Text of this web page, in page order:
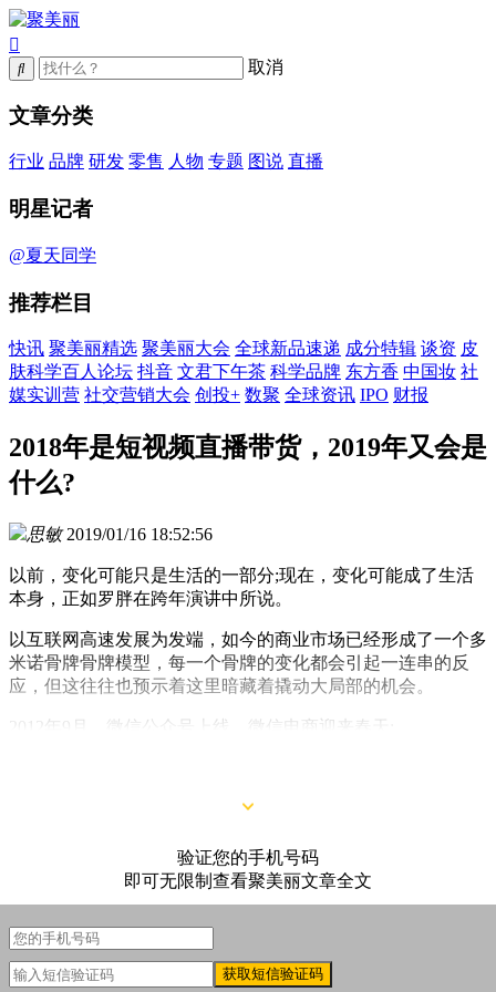
取消
文章分类
行业 品牌 研发 零售 人物 专题 图说 直播
明星记者
@夏天同学
推荐栏目
快讯 聚美丽精选 聚美丽大会 全球新品速递 成分特辑 谈资 皮
肤科学百人论坛 抖音 文君下午茶 科学品牌 东方香 中国妆 社
媒实训营 社交营销大会 创投+ 数聚 全球资讯 IPO 财报
2018年是短视频直播带货，2019年又会是
什么?
思敏 2019/01/16 18:52:56
以前，变化可能只是生活的一部分;现在，变化可能成了生活
本身，正如罗胖在跨年演讲中所说。
以互联网高速发展为发端，如今的商业市场已经形成了一个多
米诺骨牌骨牌模型，每一个骨牌的变化都会引起一连串的反
应，但这往往也预示着这里暗藏着撬动大局部的机会。
2012年9月，微信公众号上线，微信电商迎来春天;
验证您的手机号码
即可无限制查看聚美丽文章全文
获取短信验证码